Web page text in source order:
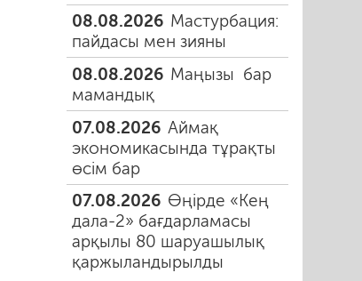
08.08.2026 Мастурбация:
пайдасы мен зияны
08.08.2026 Маңызы бар
мамандық
07.08.2026 Аймақ
экономикасында тұрақты
өсім бар
07.08.2026 Өңірде «Кең
дала-2» бағдарламасы
арқылы 80 шаруашылық
қаржыландырылды